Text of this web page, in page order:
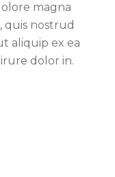
magna
quis nostrud
aliquip ex ea
dolor in.